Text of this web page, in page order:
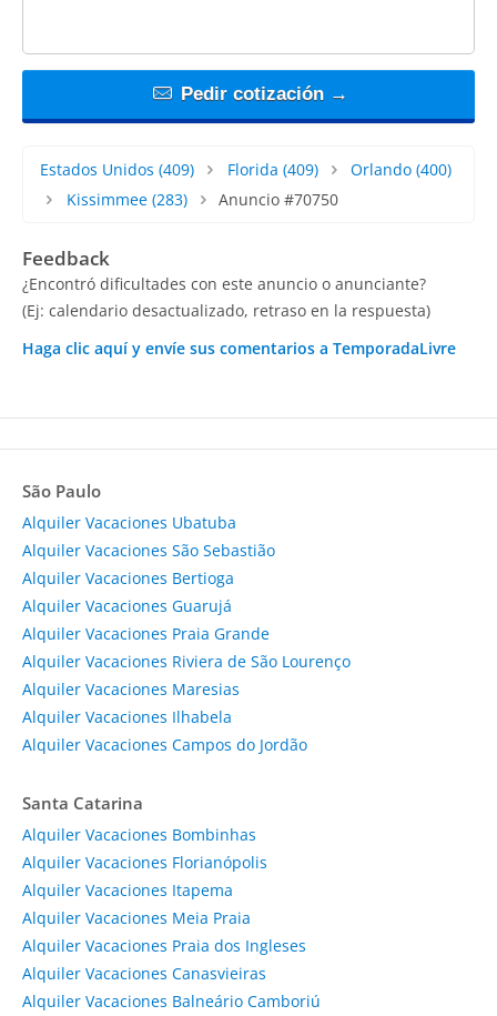
Pedir cotización →
Estados Unidos (409) Florida (409) Orlando (400)
Kissimmee(283) Anuncio #70750
Feedback
¿Encontró dificultades con este anuncio o anunciante?
(Ej: calendario desactualizado, retraso en la respuesta)
Haga clic aquí y envíe sus comentarios a TemporadaLivre
São Paulo
Alquiler Vacaciones Ubatuba
Alquiler Vacaciones São Sebastião
Alquiler Vacaciones Bertioga
Alquiler Vacaciones Guarujá
Alquiler Vacaciones Praia Grande
Alquiler Vacaciones Riviera de São Lourenço
Alquiler Vacaciones Maresias
Alquiler Vacaciones Ilhabela
Alquiler Vacaciones Campos do Jordão
Santa Catarina
Alquiler Vacaciones Bombinhas
Alquiler Vacaciones Florianópolis
Alquiler Vacaciones Itapema
Alquiler Vacaciones Meia Praia
Alquiler Vacaciones Praia dos Ingleses
Alquiler Vacaciones Canasvieiras
Alquiler Vacaciones Balneário Camboriú